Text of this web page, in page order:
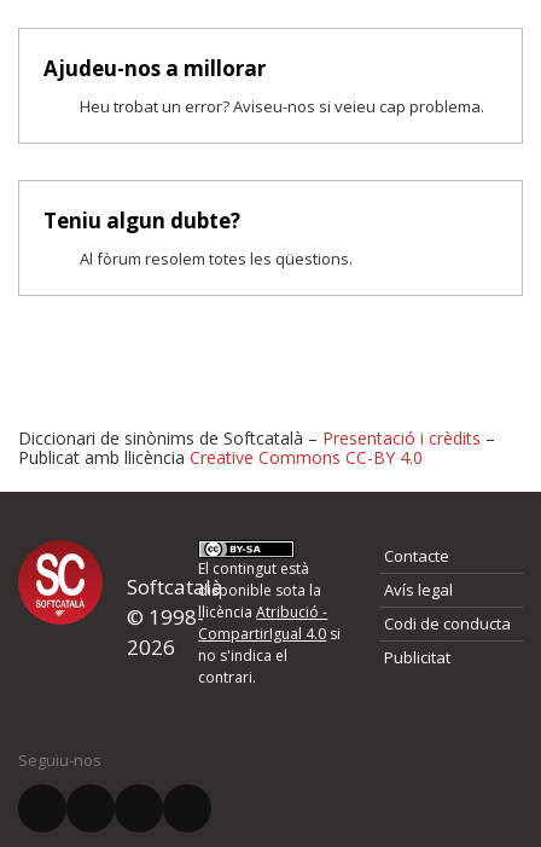
Ajudeu-nos a millorar
Heu trobat un error? Aviseu-nos si veieu cap problema.
Teniu algun dubte?
Al fòrum resolem totes les qüestions.
Proposeu-nos millores o
d'errors
Si heu trobat un error o voleu proposar alguna millora, ompliu els
quina és la millora que proposeu o l'error del qual voleu informar-
El vostre correu electrònic *
Diccionari de sinònims de Softcatalà – Presentació i crèdits –
Publicat amb llicència Creative Commons CC-BY 4.0
Softcatalà
© 1998-
2026
El contingut està
disponible sota la
llicènciaAtribució -
CompartirIgual 4.0 si
no s'indica el
contrari.
Contacte
Avís legal
Codi de conducta
Publicitat
Seguiu-nos